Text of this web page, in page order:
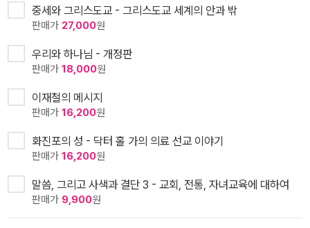
중세와 그리스도교 - 그리스도교 세계의 안과 밖
판매가 27,000원
우리와 하나님 - 개정판
판매가 18,000원
이재철의 메시지
판매가 16,200원
화진포의 성 - 닥터 홀 가의 의료 선교 이야기
판매가 16,200원
말씀, 그리고 사색과 결단 3 - 교회, 전통, 자녀교육에 대하여
판매가 9,900원